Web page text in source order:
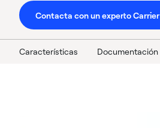
Contacta con un experto Carrier
Características Documentación